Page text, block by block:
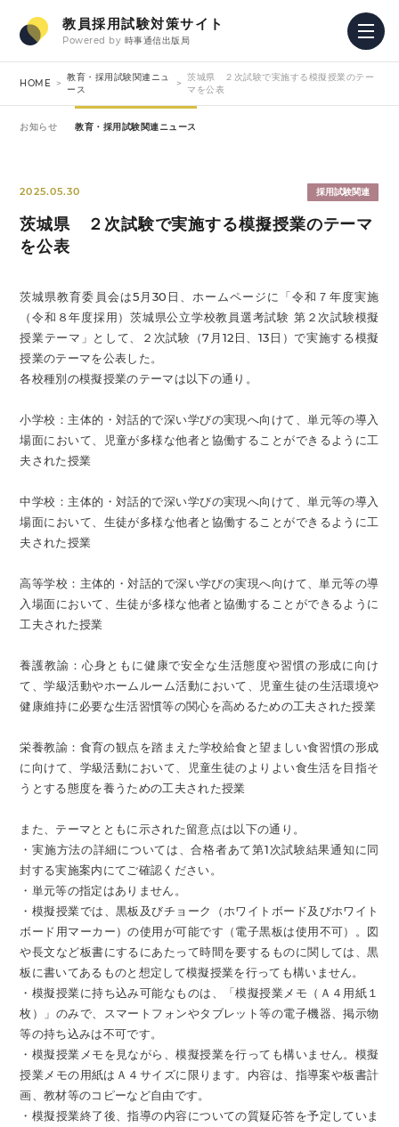
教員採用試験対策サイト
Powered by 時事通信出版局
HOME
教育・採用試験関連ニュ
ース
茨城県 ２次試験で実施する模擬授業のテー
マを公表
お知らせ 教育・採用試験関連ニュース
2025.05.30 採用試験関連
茨城県 ２次試験で実施する模擬授業のテーマ
を公表
茨城県教育委員会は5月30日、ホームページに「令和７年度実施
（令和８年度採用）茨城県公立学校教員選考試験 第２次試験模擬
授業テーマ」として、２次試験（7月12日、13日）で実施する模擬
授業のテーマを公表した。
各校種別の模擬授業のテーマは以下の通り。
小学校：主体的・対話的で深い学びの実現へ向けて、単元等の導入
場面において、児童が多様な他者と協働することができるように工
夫された授業
中学校：主体的・対話的で深い学びの実現へ向けて、単元等の導入
場面において、生徒が多様な他者と協働することができるように工
夫された授業
高等学校：主体的・対話的で深い学びの実現へ向けて、単元等の導
入場面において、生徒が多様な他者と協働することができるように
工夫された授業
養護教諭：心身ともに健康で安全な生活態度や習慣の形成に向け
て、学級活動やホームルーム活動において、児童生徒の生活環境や
健康維持に必要な生活習慣等の関心を高めるための工夫された授業
栄養教諭：食育の観点を踏まえた学校給食と望ましい食習慣の形成
に向けて、学級活動において、児童生徒のよりよい食生活を目指そ
うとする態度を養うための工夫された授業
また、テーマとともに示された留意点は以下の通り。
・実施方法の詳細については、合格者あて第1次試験結果通知に同
封する実施案内にてご確認ください。
・単元等の指定はありません。
・模擬授業では、黒板及びチョーク（ホワイトボード及びホワイト
ボード用マーカー）の使用が可能です（電子黒板は使用不可）。図
や長文など板書にするにあたって時間を要するものに関しては、黒
板に書いてあるものと想定して模擬授業を行っても構いません。
・模擬授業に持ち込み可能なものは、「模擬授業メモ（Ａ４用紙１
枚）」のみで、スマートフォンやタブレット等の電子機器、掲示物
等の持ち込みは不可です。
・模擬授業メモを見ながら、模擬授業を行っても構いません。模擬
授業メモの用紙はＡ４サイズに限ります。内容は、指導案や板書計
画、教材等のコピーなど自由です。
・模擬授業終了後、指導の内容についての質疑応答を予定していま